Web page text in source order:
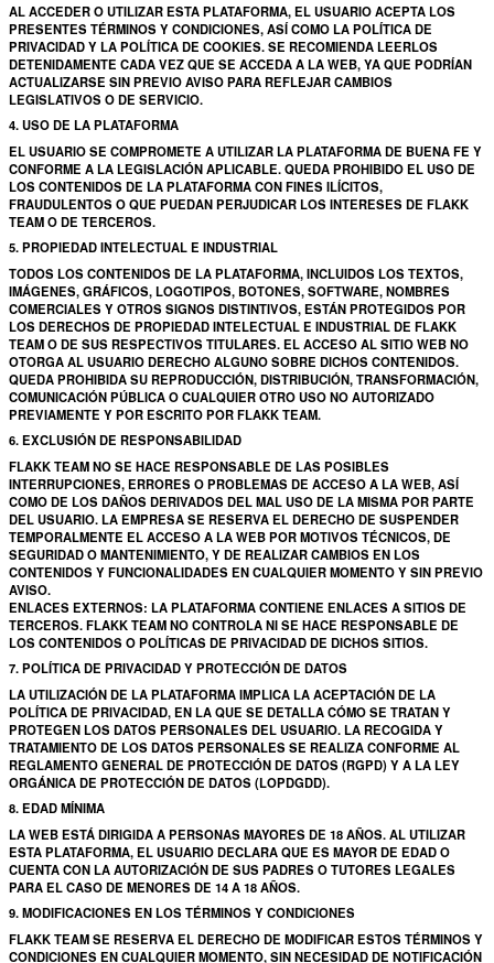
AL ACCEDER O UTILIZAR ESTA PLATAFORMA, EL USUARIO ACEPTA LOS
PRESENTES TÉRMINOS Y CONDICIONES, ASÍ COMO LA POLÍTICA DE
PRIVACIDAD Y LA POLÍTICA DE COOKIES. SE RECOMIENDA LEERLOS
DETENIDAMENTE CADA VEZ QUE SE ACCEDA A LA WEB, YA QUE PODRÍAN
ACTUALIZARSE SIN PREVIO AVISO PARA REFLEJAR CAMBIOS
LEGISLATIVOS O DE SERVICIO.
4. USO DE LA PLATAFORMA
EL USUARIO SE COMPROMETE A UTILIZAR LA PLATAFORMA DE BUENA FE Y
CONFORME A LA LEGISLACIÓN APLICABLE. QUEDA PROHIBIDO EL USO DE
LOS CONTENIDOS DE LA PLATAFORMA CON FINES ILÍCITOS,
FRAUDULENTOS O QUE PUEDAN PERJUDICAR LOS INTERESES DE FLAKK
TEAM O DE TERCEROS.
5. PROPIEDAD INTELECTUAL E INDUSTRIAL
TODOS LOS CONTENIDOS DE LA PLATAFORMA, INCLUIDOS LOS TEXTOS,
IMÁGENES, GRÁFICOS, LOGOTIPOS, BOTONES, SOFTWARE, NOMBRES
COMERCIALES Y OTROS SIGNOS DISTINTIVOS, ESTÁN PROTEGIDOS POR
LOS DERECHOS DE PROPIEDAD INTELECTUAL E INDUSTRIAL DE FLAKK
TEAM O DE SUS RESPECTIVOS TITULARES. EL ACCESO AL SITIO WEB NO
OTORGA AL USUARIO DERECHO ALGUNO SOBRE DICHOS CONTENIDOS.
QUEDA PROHIBIDA SU REPRODUCCIÓN, DISTRIBUCIÓN, TRANSFORMACIÓN,
COMUNICACIÓN PÚBLICA O CUALQUIER OTRO USO NO AUTORIZADO
PREVIAMENTE Y POR ESCRITO POR FLAKK TEAM.
6. EXCLUSIÓN DE RESPONSABILIDAD
FLAKK TEAM NO SE HACE RESPONSABLE DE LAS POSIBLES
INTERRUPCIONES, ERRORES O PROBLEMAS DE ACCESO A LA WEB, ASÍ
COMO DE LOS DAÑOS DERIVADOS DEL MAL USO DE LA MISMA POR PARTE
DEL USUARIO. LA EMPRESA SE RESERVA EL DERECHO DE SUSPENDER
TEMPORALMENTE EL ACCESO A LA WEB POR MOTIVOS TÉCNICOS, DE
SEGURIDAD O MANTENIMIENTO, Y DE REALIZAR CAMBIOS EN LOS
CONTENIDOS Y FUNCIONALIDADES EN CUALQUIER MOMENTO Y SIN PREVIO
AVISO.
ENLACES EXTERNOS: LA PLATAFORMA CONTIENE ENLACES A SITIOS DE
TERCEROS. FLAKK TEAM NO CONTROLA NI SE HACE RESPONSABLE DE
LOS CONTENIDOS O POLÍTICAS DE PRIVACIDAD DE DICHOS SITIOS.
7. POLÍTICA DE PRIVACIDAD Y PROTECCIÓN DE DATOS
LA UTILIZACIÓN DE LA PLATAFORMA IMPLICA LA ACEPTACIÓN DE LA
POLÍTICA DE PRIVACIDAD, EN LA QUE SE DETALLA CÓMO SE TRATAN Y
PROTEGEN LOS DATOS PERSONALES DEL USUARIO. LA RECOGIDA Y
TRATAMIENTO DE LOS DATOS PERSONALES SE REALIZA CONFORME AL
REGLAMENTO GENERAL DE PROTECCIÓN DE DATOS (RGPD) Y A LA LEY
ORGÁNICA DE PROTECCIÓN DE DATOS (LOPDGDD).
8. EDAD MÍNIMA
LA WEB ESTÁ DIRIGIDA A PERSONAS MAYORES DE 18 AÑOS. AL UTILIZAR
ESTA PLATAFORMA, EL USUARIO DECLARA QUE ES MAYOR DE EDAD O
CUENTA CON LA AUTORIZACIÓN DE SUS PADRES O TUTORES LEGALES
PARA EL CASO DE MENORES DE 14 A 18 AÑOS.
9. MODIFICACIONES EN LOS TÉRMINOS Y CONDICIONES
FLAKK TEAM SE RESERVA EL DERECHO DE MODIFICAR ESTOS TÉRMINOS Y
CONDICIONES EN CUALQUIER MOMENTO, SIN NECESIDAD DE NOTIFICACIÓN